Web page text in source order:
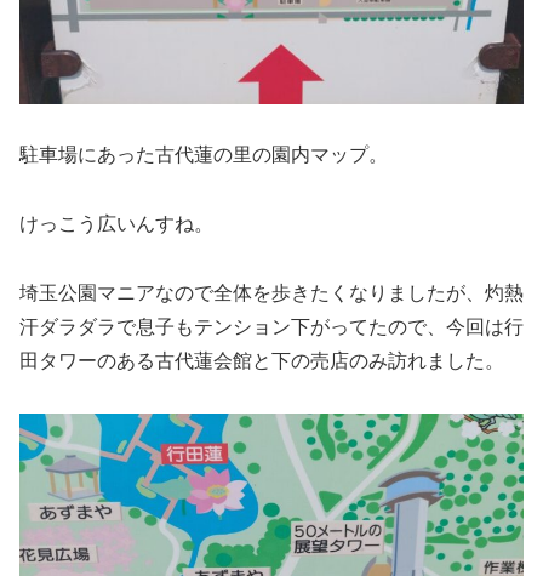
駐車場にあった古代蓮の里の園内マップ。
けっこう広いんすね。
埼玉公園マニアなので全体を歩きたくなりましたが、灼熱
汗ダラダラで息子もテンション下がってたので、今回は行
田タワーのある古代蓮会館と下の売店のみ訪れました。